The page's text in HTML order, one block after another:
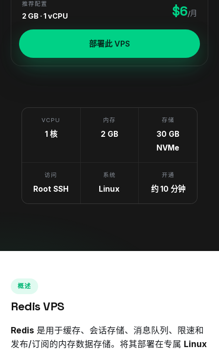
推荐配置
2 GB · 1 vCPU $6/月
部署此 VPS
VCPU
1 核
内存
2 GB
存储
30 GB
NVMe
访问
Root SSH
系统
Linux
开通
约 10 分钟
概述
Redis VPS
Redis 是用于缓存、会话存储、消息队列、限速和
发布/订阅的内存数据存储。将其部署在专属 Linux